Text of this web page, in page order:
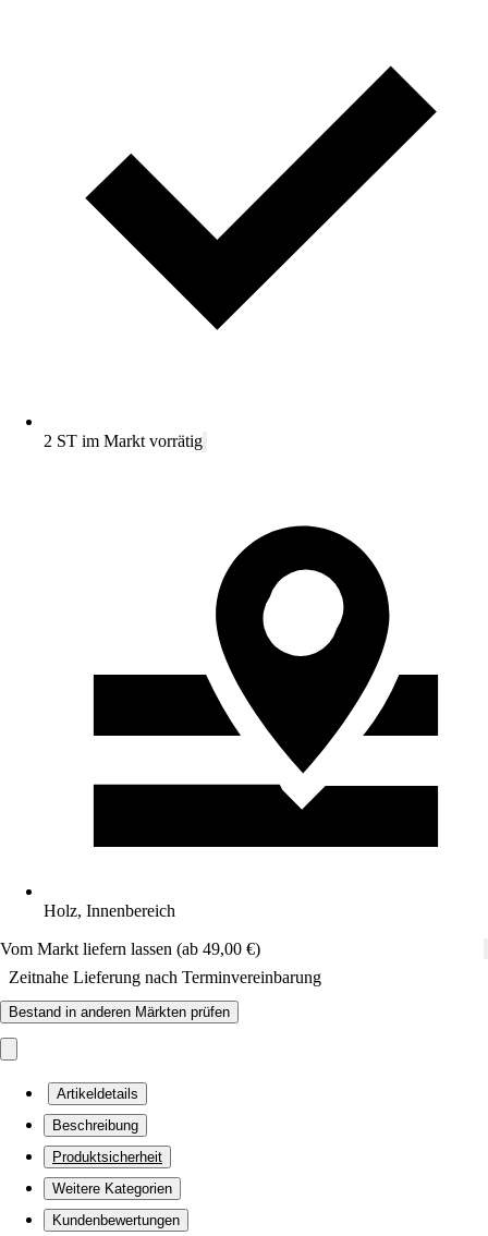
2 ST im Markt vorrätig
Holz, Innenbereich
Vom Markt liefern lassen (ab 49,00 €)
Zeitnahe Lieferung nach Terminvereinbarung
Bestand in anderen Märkten prüfen
Artikeldetails
Beschreibung
Produktsicherheit
Weitere Kategorien
Kundenbewertungen